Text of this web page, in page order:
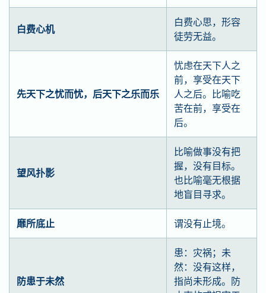
白费心机
白费心思，形容
徒劳无益。
先天下之忧而忧，后天下之乐而乐
忧虑在天下人之
前，享受在天下
人之后。比喻吃
苦在前，享受在
后。
望风扑影
比喻做事没有把
握，没有目标。
也比喻毫无根据
地盲目寻求。
靡所底止 谓没有止境。
防患于未然
患：灾祸；未
然：没有这样，
指尚未形成。防